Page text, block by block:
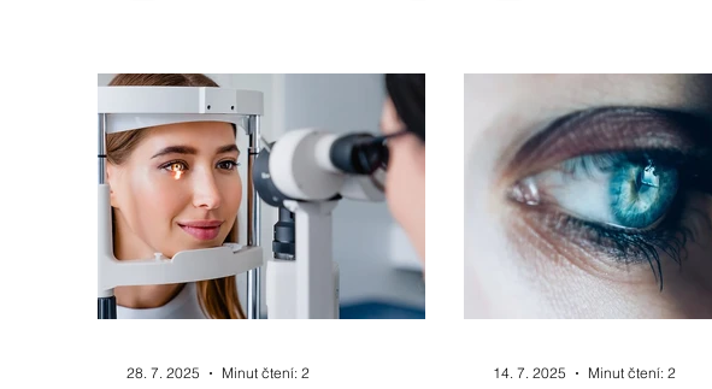
28. 7. 2025 Minut čtení: 2 14. 7. 2025 Minut čtení: 2